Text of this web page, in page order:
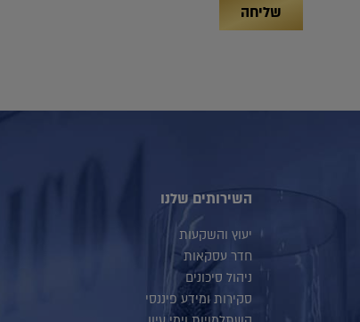
שליחה
השירותים שלנו
יעוץ והשקעות
חדר עסקאות
ניהול סיכונים
סקירות ומידע פיננסי